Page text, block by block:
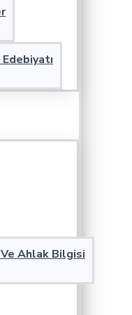
Ahlak Bilgisi